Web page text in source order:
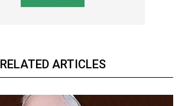
RELATED ARTICLES